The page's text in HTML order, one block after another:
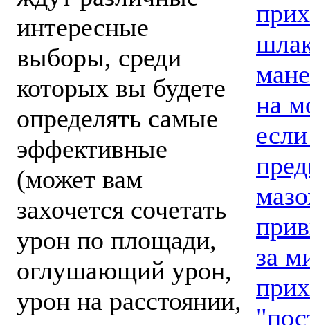
интересные
выборы, среди
которых вы будете
определять самые
эффективные
(может вам
захочется сочетать
урон по площади,
оглушающий урон,
урон на расстоянии,
на
за